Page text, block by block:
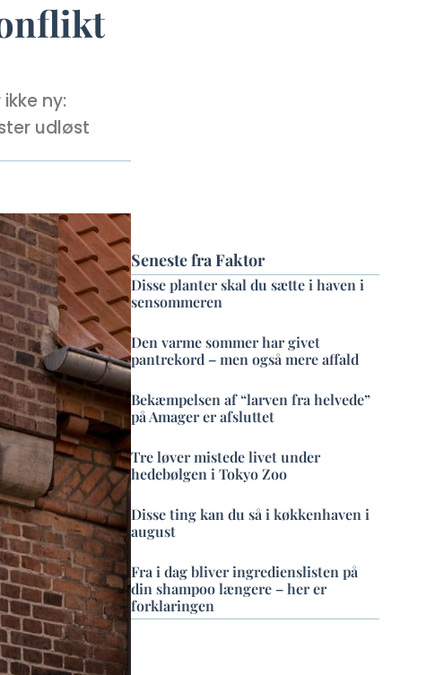
ny:
udløst
Seneste fra Faktor
Disse planter skal du sætte i haven i
sensommeren
Den varme sommer har givet
pantrekord – men også mere affald
Bekæmpelsen af “larven fra helvede”
på Amager er afsluttet
Tre løver mistede livet under
hedebølgen i Tokyo Zoo
Disse ting kan du så i køkkenhaven i
august
Fra i dag bliver ingredienslisten på
din shampoo længere – her er
forklaringen